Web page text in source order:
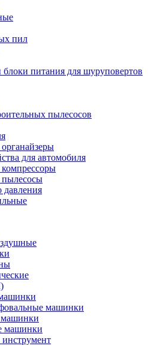
пил
питания для шуруповертов
пылесосов
для автомобиля
машинки
машинки